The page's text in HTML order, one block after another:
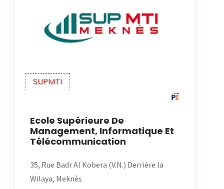
SUPMTI
Ecole Supérieure De
Management, Informatique Et
Télécommunication
35, Rue Badr Al Kobera (V.N.) Derrière la
Wilaya, Meknès